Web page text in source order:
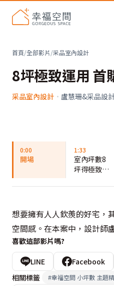
首頁/全部影片/采品室內設計
8坪極致運用 首
采品室內設計 · 盧慧珊&采品設
0:00
開場
1:33
室內坪數8
坪得極致運
想要擁有人人欽羨的好宅，
空間感。在本案中，設計師
喜歡這部影片嗎?
LINE Facebook
相關標籤
#幸福空間 小坪數 主題